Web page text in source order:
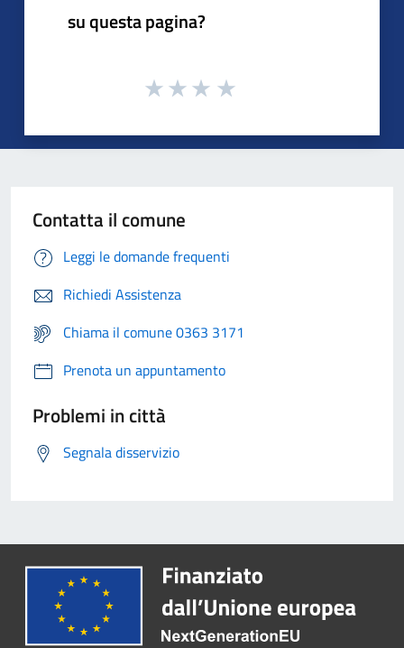
su questa pagina?
Contatta il comune
Leggi le domande frequenti
Richiedi Assistenza
Chiama il comune 0363 3171
Prenota un appuntamento
Problemi in città
Segnala disservizio